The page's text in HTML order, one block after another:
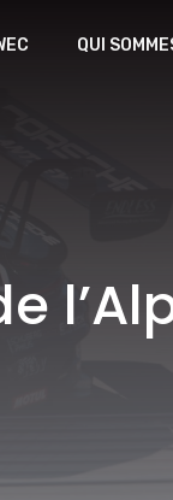
QUI